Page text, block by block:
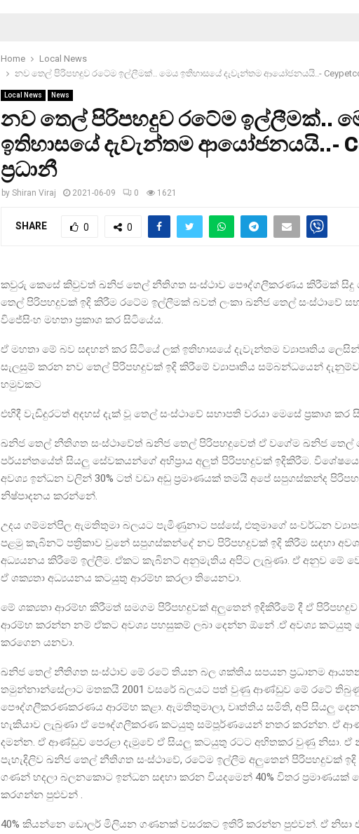
Home
Local News
නව තෙල් පිරිපහදුව රටේම ඉල්ලීමක්.. මෙය ඉතිහාසයේ දැවැන්තම ආයෝජනයයි..-
Local News News
නව තෙල් පිරිපහදුව රටේම ඉල්ලීමක්..
ඉතිහාසයේ දැවැන්තම ආයෝජනයයි..-
ප‍්‍රධානී
by Shiran Viraj 2021-06-09 0 1621
SHARE 0 0
කවුරු කෙසේ කිවුවත් ඛනිජ තෙල් නීතිගත සංස්ථාව පෞද්ගලීකරණය කිරීමක්
තෙල් පිරිපහදුවක් ඉදි කිරීම රටේම ඉල්ලීමක් බවත් ලංකා ඛනිජ තෙල් සංස්ථාවේ
විජේසිංහ මහතා ප්‍රකාශ කර සිටියේය.
ඒ මහතා මේ බව සඳහන් කර සිටියේ ලක් ඉතිහාසයේ දැවැන්තම ව්‍යාපෘතිය
සැලසුම් කරන නව තෙල් පිරිපහදුවක් ඉදි කිරීමේ ව්‍යාපෘතිය සම්බන්ධයෙන්
හමුවකට
එහිදී වැඩිදුරටත් අදහස් දැක් වූ තෙල් සංස්ථාවේ සභාපති වරයා මෙසේ ප්‍රකාශ කර
ඛනිජ තෙල් නීතිගත සංස්ථාවේත් ඛනිජ තෙල් පිරිපහදුවෙත් ඒ වගේම ඛනිජ තෙල්
පර්යන්තයේත් සියලු සේවකයන්ගේ අභිප්‍රාය අලුත් පිරිපහදුවක් ඉදිකිරීම.
අවශ්‍ය ඉන්ධන වලින් 30% ටත් වඩා අඩු ප්‍රමාණයක් තමයි අපේ සපුගස්කන්ද
නිෂ්පාදනය කරන්නේ.
උදය ගම්මන්පිල ඇමතිතුමා බලයට පැමිණුනාට පස්සේ, එතුමාගේ සංවර්ධන
පළමු කැබිනට් පත්‍රිකාව වුනේ සපුගස්කන්දේ නව පිරිපහදුවක් ඉදි කිරීම සඳහා
අධ්‍යයනය කිරීමේ ඉල්ලීම. ඒකට කැබිනට් අනුමැතිය අපිට ලැබුණා. ඒ අනුව මේ
ඒ ශක්‍යතා අධ්‍යයනය කටයුතු ආරම්භ කරලා තියෙනවා.
මේ ශක්‍යතා ආරම්භ කිරීමත් සමගම පිරිපහදුවක් අලුතෙන් ඉදිකිරීමේ දී ඒ පිරිපහදුව
ආරම්භ කරන්න නම් ඒකට අවශ්‍ය පහසුකම් ලබා දෙන්න ඕනේ .ඒ අවශ්‍ය කටයුතු
කරගෙන යනවා.
ඛනිජ තෙල් නීතිගත සංස්ථාව මේ රටේ තියන බල ශක්තිය සපයන ප්‍රධානම
තමුන්නාන්සේලාට මතකයි 2001 වසරේ බලයට පත් වුණු ආණ්ඩුව මේ රටේ
පෞද්ගලීකරණකරණය ආරම්භ කළා. ඇමතිතුමාලා, වෘත්තිය සමිති, අපි සියලු
හැකියාව ලැබුණා ඒ පෞද්ගලීකරණ කටයුතු සම්පූර්ණයෙන් නතර කරන්න. ඒ
දමන්න. ඒ ආණ්ඩුව පෙරළා දැමුවේ ඒ සියලු කටයුතු රටට අහිතකර වුණු නිසා. ඒ
පැහැදිලිව ඛනිජ තෙල් නීතිගත සංස්ථාවේ, රටේම ඉල්ලීම අලුතෙන් පිරිපහදුවක්
ගණන් හදලා බලනකොට ඉන්ධන සඳහා කරන වියදමෙන් 40% විතර ප්‍රමාණයක්
කරගන්න පුළුවන් .
40% කියන්නෙ ඩොලර් මිලියන ගණනක් වසරකට ඉතිරි කරන්න පුළුවන්. ඒ නිසා